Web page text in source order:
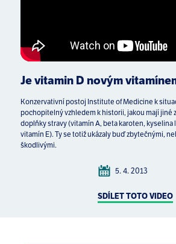
Je vitamin D novým
Konzervativní postoj Institute of Medicine k
pochopitelný vzhledem k historii, jakou mají jiné
doplňky stravy (vitamín A, beta karoten, kyselina
vitamín E). Ty se totiž ukázaly buď zbytečnými,
škodlivými.
5. 4. 2013
SDÍLET TOTO VIDEO